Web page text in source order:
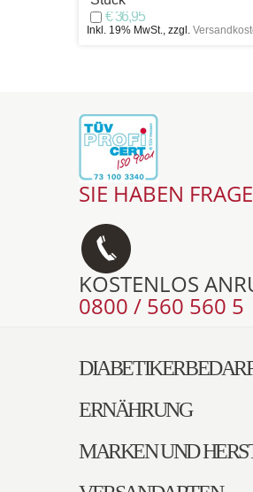
€ 36,95
Inkl. 19% MwSt., zzgl.
SIE HABEN
KOSTENLOS
0800 / 560 560 5
ERNÄHRUNG
MARKEN UND